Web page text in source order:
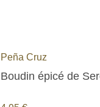
Peña Cruz
Boudin épicé de